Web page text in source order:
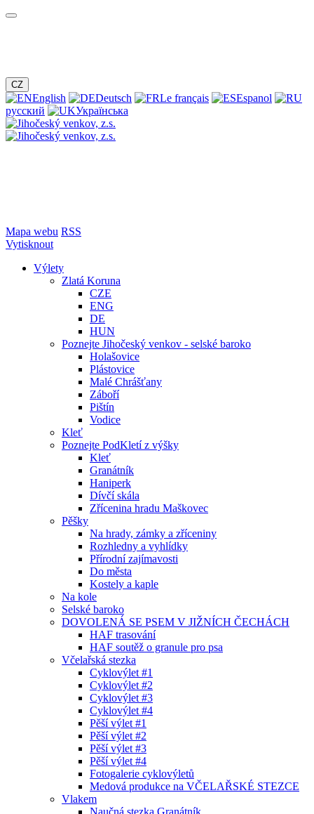
CZ
English Deutsch Le français
Espanol
русский
Українська
Mapa webu RSS
Vytisknout
Výlety
Zlatá Koruna
CZE
ENG
DE
HUN
Poznejte Jihočeský venkov - selské baroko
Holašovice
Plástovice
Malé Chrášťany
Záboří
Pištín
Vodice
Kleť
Poznejte PodKletí z výšky
Kleť
Granátník
Haniperk
Dívčí skála
Zřícenina hradu Maškovec
Pěšky
Na hrady, zámky a zříceniny
Rozhledny a vyhlídky
Přírodní zajímavosti
Do města
Kostely a kaple
Na kole
Selské baroko
DOVOLENÁ SE PSEM V JIŽNÍCH ČECHÁCH
HAF trasování
HAF soutěž o granule pro psa
Včelařská stezka
Cyklovýlet #1
Cyklovýlet #2
Cyklovýlet #3
Cyklovýlet #4
Pěší výlet #1
Pěší výlet #2
Pěší výlet #3
Pěší výlet #4
Fotogalerie cyklovýletů
Medová produkce na VČELAŘSKÉ STEZCE
Vlakem
Naučná stezka Granátník